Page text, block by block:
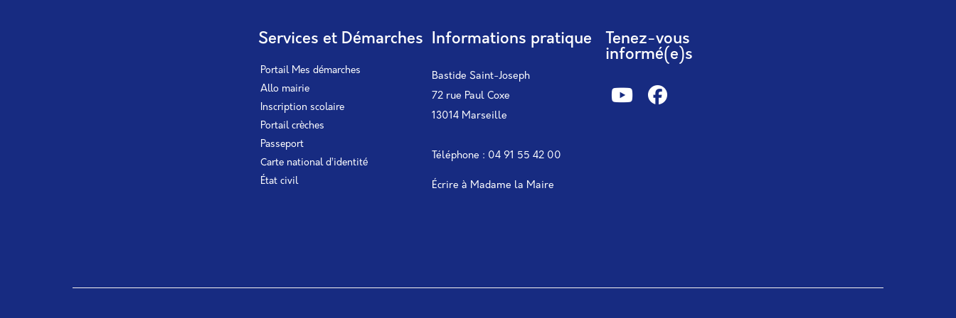
Services et Démarches
Portail Mes démarches
Allo mairie
Inscription scolaire
Portail crèches
Passeport
Carte national d’identité
État civil
Informations pratique
Bastide Saint-Joseph
72 rue Paul Coxe
13014 Marseille
Téléphone : 04 91 55 42 00
Écrire à Madame la Maire
Tenez-vous
informé(e)s